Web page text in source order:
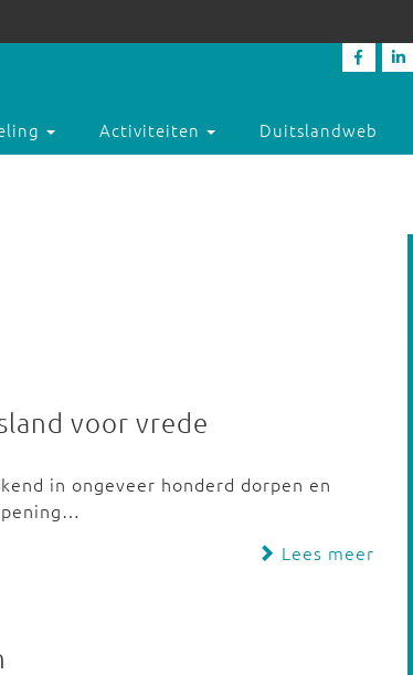
Activiteiten Duitslandweb
voor vrede
in ongeveer honderd dorpen en
Lees meer